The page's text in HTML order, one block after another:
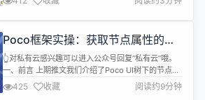
八家输入法软件包含严重漏洞，允许研究人员完整破
解厂商设计用于保护用户输入内容的加密法。还有部
百度 IME 在 Android 和 iOS 上使用的 BCTR ...
Poco框架实操：获取节点属性的高
效技巧(一)
👆对私有云感兴趣可以进入公众号回复“私有云”哦。
一、前言 上期推文我们介绍了Poco UI树下的节点关
系，以及通过节点关系去寻找我们所需要节点的方
法，那么本周我们来分享一下，当我们寻找到所需要
425 收藏 阅读约9分钟